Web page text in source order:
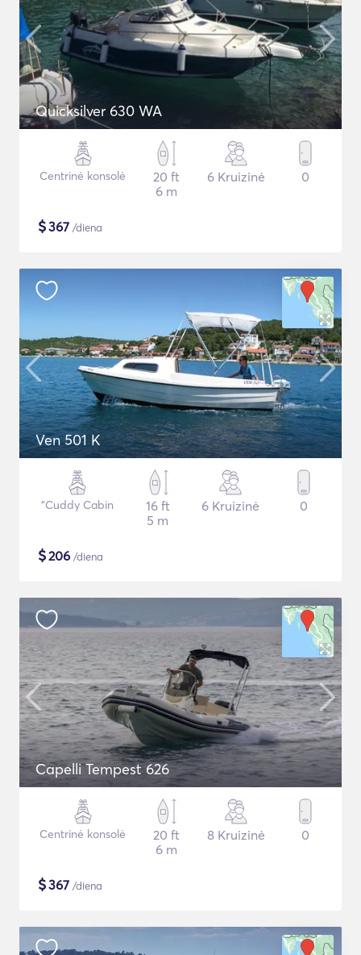
Quicksilver 630 WA
Centrinė konsolė
20 ft
6 m
6 Kruizinė 0
$367 /diena
Ven 501 K
"Cuddy Cabin
16 ft
5 m
6 Kruizinė 0
$206 /diena
Capelli Tempest 626
Centrinė konsolė
20 ft
6 m
8 Kruizinė 0
$367 /diena